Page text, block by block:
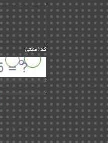
مدیریت دانش
مدیریت سازمانی و عمومی | ۲
تأمین کالا | ۱۳
EPC | ۲۰
پیمانکاران بین المللی | ۸
اطلاعات انرژی کشورها | ۱۴
پروژه های خارجی | ۱۵
نقشه های نفت و گاز خارجی
شرکت های نفتی | ۱۴
کد امنیتی